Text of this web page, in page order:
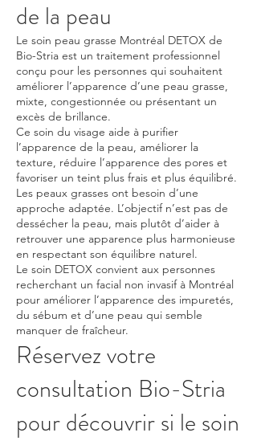
de la peau
Le soin peau grasse Montréal DETOX de
Bio-Stria est un traitement professionnel
conçu pour les personnes qui souhaitent
améliorer l’apparence d’une peau grasse,
mixte, congestionnée ou présentant un
excès de brillance.
Ce soin du visage aide à purifier
l’apparence de la peau, améliorer la
texture, réduire l’apparence des pores et
favoriser un teint plus frais et plus équilibré.
Les peaux grasses ont besoin d’une
approche adaptée. L’objectif n’est pas de
dessécher la peau, mais plutôt d’aider à
retrouver une apparence plus harmonieuse
en respectant son équilibre naturel.
Le soin DETOX convient aux personnes
recherchant un facial non invasif à Montréal
pour améliorer l’apparence des impuretés,
du sébum et d’une peau qui semble
manquer de fraîcheur.
Réservez votre
consultation Bio-Stria
pour découvrir si le soin